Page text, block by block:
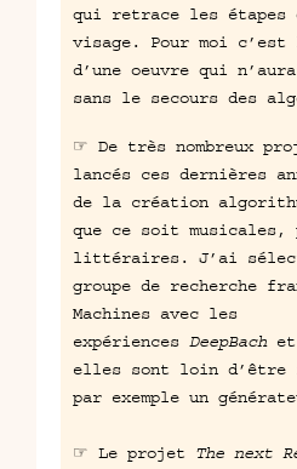
qui retrace les étapes
visage. Pour moi c’est
d’une oeuvre qui
sans le secours des
☞ De très nombreux
lancés ces dernières
de la création
que ce soit musicales,
littéraires. J’ai
groupe de recherche
Machines avec les
expériences DeepBachet
elles sont loin
par exemple un
☞ Le projet The next